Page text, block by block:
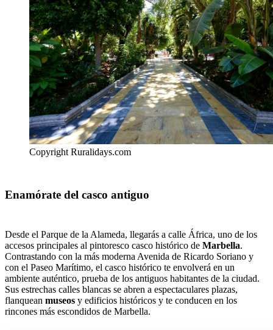
Copyright Ruralidays.com
Enamórate del casco antiguo
Desde el Parque de la Alameda, llegarás a calle África, uno de los
accesos principales al pintoresco casco histórico de Marbella.
Contrastando con la más moderna Avenida de Ricardo Soriano y
con el Paseo Marítimo, el casco histórico te envolverá en un
ambiente auténtico, prueba de los antiguos habitantes de la ciudad.
Sus estrechas calles blancas se abren a espectaculares plazas,
flanquean museos y edificios históricos y te conducen en los
rincones más escondidos de Marbella.